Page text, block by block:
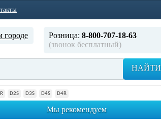
городе Розница: 8-800-707-18-63
(звонок бесплатный)
НАЙТИ
D2S D3S D4S D4R
Мы рекомендуем